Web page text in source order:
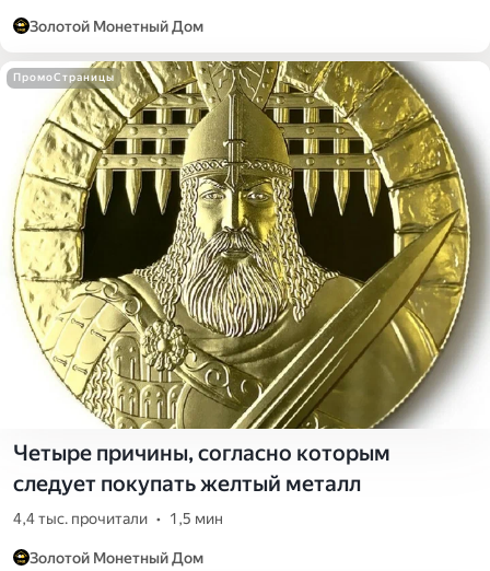
Золотой Монетный Дом
ПромоСтраницы
Четыре причины, согласно которым
следует покупать желтый металл
4,4 тыс. прочитали • 1,5 мин
Золотой Монетный Дом